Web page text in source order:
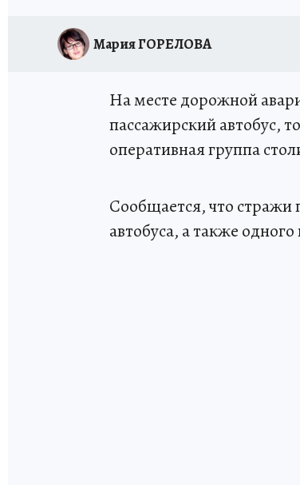
Мария ГОРЕЛОВА
На месте дорожной
пассажирский автобус,
оперативная группа
Сообщается, что стражи
автобуса, а также